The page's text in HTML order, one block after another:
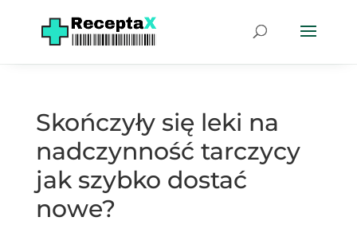
Skończyły się leki na
nadczynność tarczycy
jak szybko dostać
nowe?